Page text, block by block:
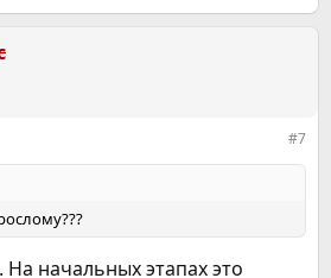
#7
начальных этапах это